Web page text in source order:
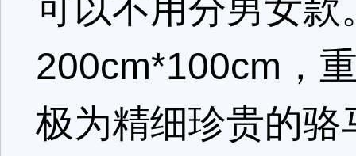
可以不用分男女
200cm*100cm，
极为精细珍贵的